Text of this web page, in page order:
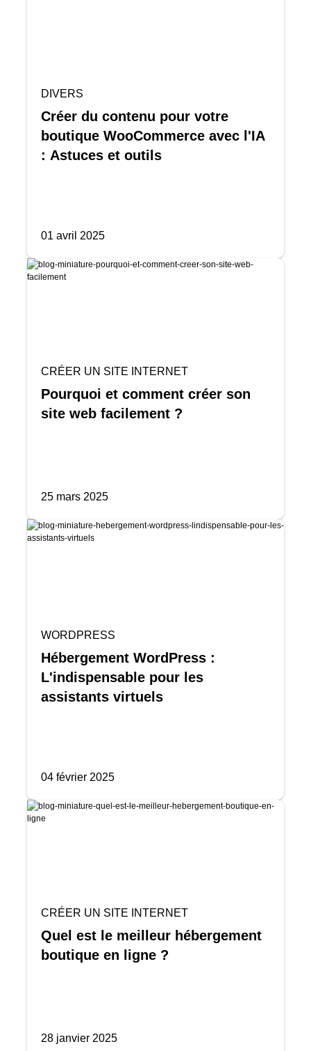
DIVERS
Créer du contenu pour votre
boutique WooCommerce avec l'IA
: Astuces et outils
01 avril 2025
CRÉER UN SITE INTERNET
Pourquoi et comment créer son
site web facilement ?
25 mars 2025
WORDPRESS
Hébergement WordPress :
L'indispensable pour les
assistants virtuels
04 février 2025
CRÉER UN SITE INTERNET
Quel est le meilleur hébergement
boutique en ligne ?
28 janvier 2025